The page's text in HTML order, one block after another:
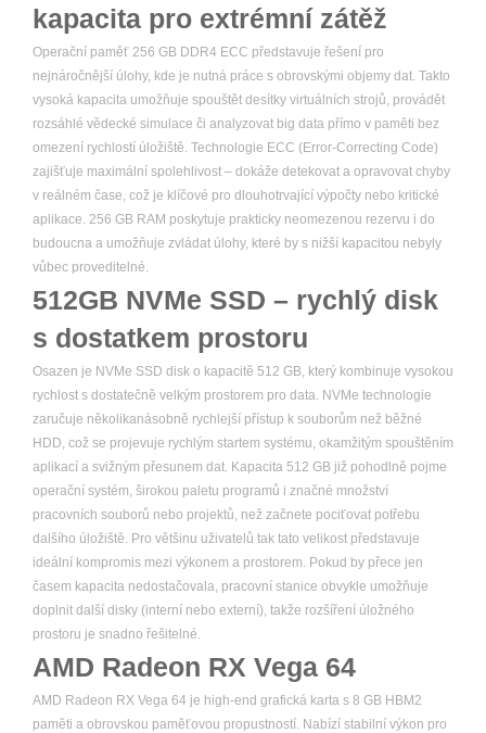
kapacita pro extrémní zátěž
Operační paměť 256 GB DDR4 ECC představuje řešení pro
nejnáročnější úlohy, kde je nutná práce s obrovskými objemy dat. Takto
vysoká kapacita umožňuje spouštět desítky virtuálních strojů, provádět
rozsáhlé vědecké simulace či analyzovat big data přímo v paměti bez
omezení rychlostí úložiště. Technologie ECC (Error-Correcting Code)
zajišťuje maximální spolehlivost – dokáže detekovat a opravovat chyby
v reálném čase, což je klíčové pro dlouhotrvající výpočty nebo kritické
aplikace. 256 GB RAM poskytuje prakticky neomezenou rezervu i do
budoucna a umožňuje zvládat úlohy, které by s nižší kapacitou nebyly
vůbec proveditelné.
512GB NVMe SSD – rychlý disk
s dostatkem prostoru
Osazen je NVMe SSD disk o kapacitě 512 GB, který kombinuje vysokou
rychlost s dostatečně velkým prostorem pro data. NVMe technologie
zaručuje několikanásobně rychlejší přístup k souborům než běžné
HDD, což se projevuje rychlým startem systému, okamžitým spouštěním
aplikací a svižným přesunem dat. Kapacita 512 GB již pohodlně pojme
operační systém, širokou paletu programů i značné množství
pracovních souborů nebo projektů, než začnete pociťovat potřebu
dalšího úložiště. Pro většinu uživatelů tak tato velikost představuje
ideální kompromis mezi výkonem a prostorem. Pokud by přece jen
časem kapacita nedostačovala, pracovní stanice obvykle umožňuje
doplnit další disky (interní nebo externí), takže rozšíření úložného
prostoru je snadno řešitelné.
AMD Radeon RX Vega 64
AMD Radeon RX Vega 64 je high-end grafická karta s 8 GB HBM2
paměti a obrovskou paměťovou propustností. Nabízí stabilní výkon pro